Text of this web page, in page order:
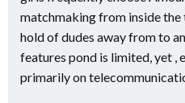
matchmaking from inside the
hold of dudes away from to
features pond is limited, yet ,
primarily on